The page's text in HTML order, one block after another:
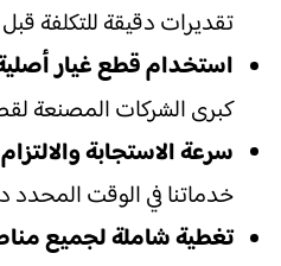
تقديرات دقيقة للتكلفة
استخدام قطع غيار
كبرى الشركات المصنعة
سرعة الاستجابة
خدماتنا في الوقت المحدد
تغطية شاملة لجميع